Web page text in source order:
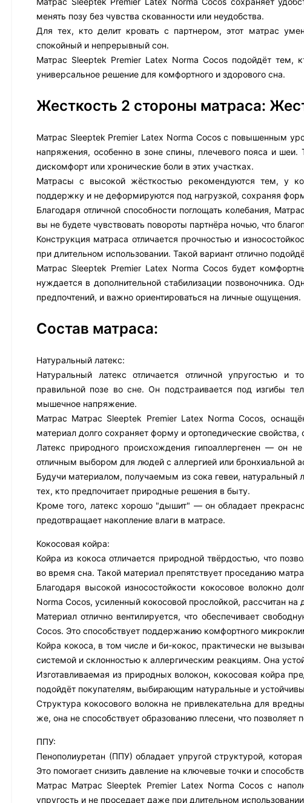
менять позу без чувства скованности или неудобства.
Для тех, кто делит кровать с партнером, этот матрас
спокойный и непрерывный сон.
Матрас Sleeptek Premier Latex Norma Cocos подойдёт
универсальное решение для комфортного и здорового сна.
Жесткость 2 стороны матраса:
Матрас Sleeptek Premier Latex Norma Cocos с повышенным
напряжения, особенно в зоне спины, плечевого пояса и
дискомфорт или хронические боли в этих участках.
Матрасы с высокой жёсткостью рекомендуются тем, у
поддержку и не деформируются под нагрузкой, сохраняя
Благодаря отличной способности поглощать колебания,
вы не будете чувствовать повороты партнёра ночью, что
Конструкция матраса отличается прочностью и
при длительном использовании. Такой вариант отлично
Матрас Sleeptek Premier Latex Norma Cocos будет
нуждается в дополнительной стабилизации позвоночника.
предпочтений, и важно ориентироваться на личные ощущения.
Состав матраса:
Натуральный латекс:
Натуральный латекс отличается отличной упругостью и
правильной позе во сне. Он подстраивается под изгибы
мышечное напряжение.
Матрас Матрас Sleeptek Premier Latex Norma Cocos,
материал долго сохраняет форму и ортопедические
Латекс природного происхождения гипоаллергенен — он
отличным выбором для людей с аллергией или бронхиальной
Будучи материалом, получаемым из сока гевеи, натуральный
тех, кто предпочитает природные решения в быту.
Кроме того, латекс хорошо "дышит" — он обладает
предотвращает накопление влаги в матрасе.
Кокосовая койра:
Койра из кокоса отличается природной твёрдостью, что
во время сна. Такой материал препятствует проседанию
Благодаря высокой износостойкости кокосовое волокно
Norma Cocos, усиленный кокосовой прослойкой, рассчитан
Материал отлично вентилируется, что обеспечивает
Cocos. Это способствует поддержанию комфортного
Койра кокоса, в том числе и би-кокос, практически не
системой и склонностью к аллергическим реакциям. Она
Изготавливаемая из природных волокон, кокосовая койра
подойдёт покупателям, выбирающим натуральные и
Структура кокосового волокна не привлекательна для
же, она не способствует образованию плесени, что позволяет
ППУ:
Пенополиуретан (ППУ) обладает упругой структурой,
Это помогает снизить давление на ключевые точки и
Матрас Матрас Sleeptek Premier Latex Norma Cocos с
упругость и не проседает даже при длительном